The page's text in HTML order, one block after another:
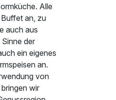
Alle
an, zu
auch aus
der
ein eigenes
an.
von
wir